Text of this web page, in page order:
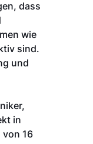
dass
wie
sind.
und
in
von 16